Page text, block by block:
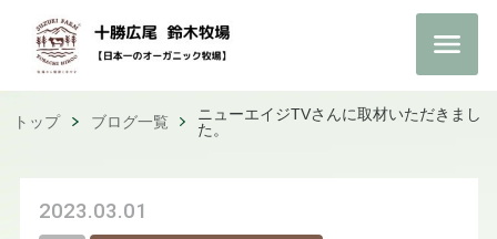
トップ ブログ一覧
ニューエイジTVさんに取材いただきまし
た。
2023.03.01